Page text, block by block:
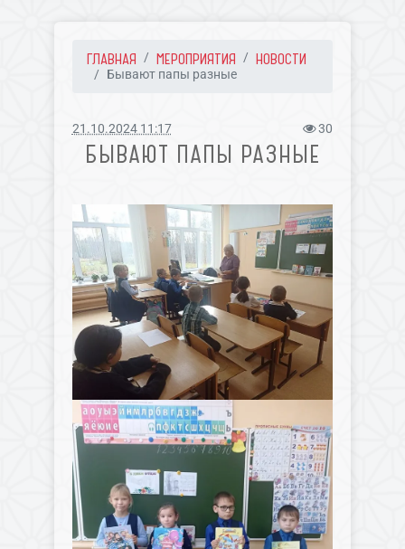
ГЛАВНАЯ МЕРОПРИЯТИЯ НОВОСТИ
Бывают папы разные
21.10.2024 11:17 30
БЫВАЮТ ПАПЫ РАЗНЫЕ